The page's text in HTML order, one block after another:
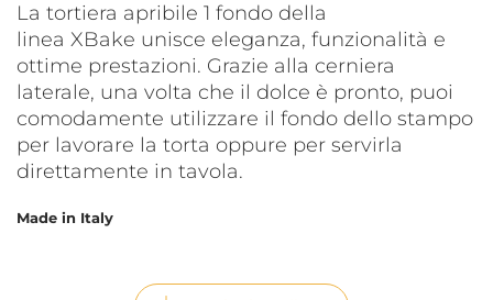
La tortiera apribile 1 fondo della
linea XBake unisce eleganza, funzionalità e
ottime prestazioni. Grazie alla cerniera
laterale, una volta che il dolce è pronto, puoi
comodamente utilizzare il fondo dello stampo
per lavorare la torta oppure per servirla
direttamente in tavola.
Made in Italy